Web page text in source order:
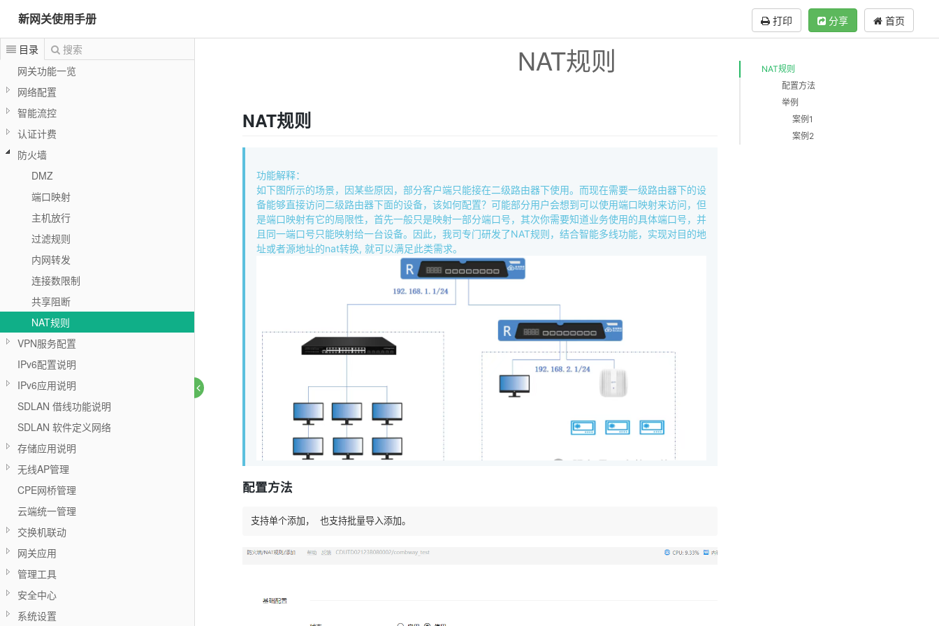
新网关使用手册 打印 首页
分享
目录
搜索
网关功能一览
网络配置
智能流控
认证计费
防火墙
DMZ
端口映射
主机放行
过滤规则
内网转发
连接数限制
共享阻断
NAT规则
VPN服务配置
IPv6配置说明
IPv6应用说明
SDLAN 借线功能说明
SDLAN 软件定义网络
存储应用说明
无线AP管理
CPE网桥管理
云端统一管理
交换机联动
网关应用
管理工具
安全中心
系统设置
NAT规则
NAT规则
配置方法
举例
案例1
案例2
NAT规则
功能解释：
如下图所示的场景，因某些原因，部分客户端只能接在二级路由器下使用。而现在需要一级路由器下的设
备能够直接访问二级路由器下面的设备，该如何配置？可能部分用户会想到可以使用端口映射来访问，但
是端口映射有它的局限性，首先一般只是映射一部分端口号，其次你需要知道业务使用的具体端口号，并
且同一端口号只能映射给一台设备。因此，我司专门研发了NAT规则，结合智能多线功能，实现对目的地
址或者源地址的nat转换, 就可以满足此类需求。
配置方法
支持单个添加， 也支持批量导入添加。